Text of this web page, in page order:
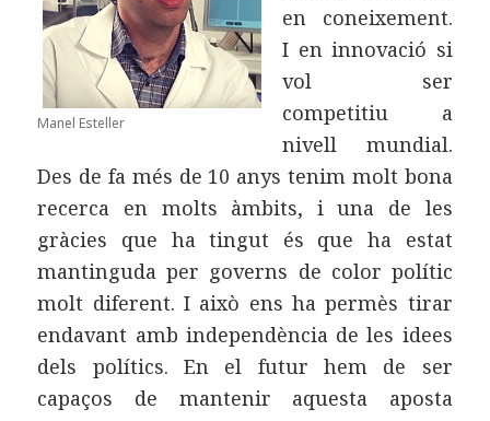
Manel Esteller
en coneixement.
I en innovació si
vol ser
competitiu a
nivell mundial.
Des de fa més de 10 anys tenim molt bona
recerca en molts àmbits, i una de les
gràcies que ha tingut és que ha estat
mantinguda per governs de color polític
molt diferent. I això ens ha permès tirar
endavant amb independència de les idees
dels polítics. En el futur hem de ser
capaços de mantenir aquesta aposta